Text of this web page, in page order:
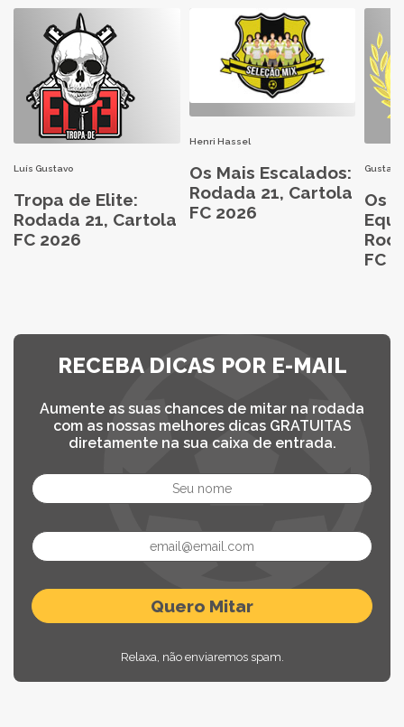
Luís Gustavo
Tropa de Elite:
Rodada 21, Cartola
FC 2026
Henri Hassel
Os Mais Escalados:
Rodada 21, Cartola
FC 2026
Gustavo
Os
FC
RECEBA DICAS POR E-MAIL
Aumente as suas chances de mitar na rodada
com as nossas melhores dicas GRATUITAS
diretamente na sua caixa de entrada.
Relaxa, não enviaremos spam.